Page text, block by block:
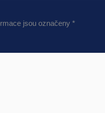
jsou označeny *